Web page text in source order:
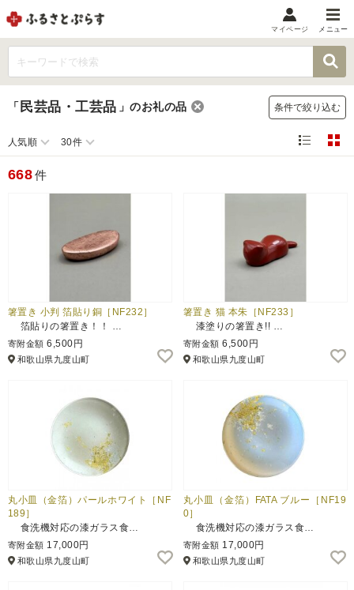
メニュー
マイメニュー
マイページ
メニュー
お礼の品から探す
自治体から探す
ランキング
特集・おすすめ
控除額シミュレータ
マイページ
「民芸品・工芸品 」のお礼の品 条件で絞り込む
人気順 30件
668件
箸置き 小判 箔貼り銅［NF232］
箔貼りの箸置き！！ …
寄附金額 6,500円
和歌山県九度山町
箸置き 猫 本朱［NF233］
漆塗りの箸置き!! …
寄附金額 6,500円
和歌山県九度山町
丸小皿（金箔）パールホワイト［NF
189］
食洗機対応の漆ガラス食…
寄附金額 17,000円
和歌山県九度山町
丸小皿（金箔）FATA ブルー［NF19
0］
食洗機対応の漆ガラス食…
寄附金額 17,000円
和歌山県九度山町